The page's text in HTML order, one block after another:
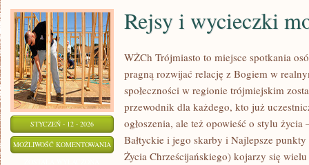
STYCZEŃ - 12 - 2026
MOŻLIWOŚĆ KOMENTOWANIA REJSY
Rejsy i wycieczki
WŻCh Trójmiasto to miejsce spotkania
pragną rozwijać relację z Bogiem w
społeczności w regionie trójmiejskim
przewodnik dla każdego, kto już
ogłoszenia, ale też opowieść o stylu
Bałtyckie i jego skarby i Najlepsze
Życia Chrześcijańskiego) kojarzy się